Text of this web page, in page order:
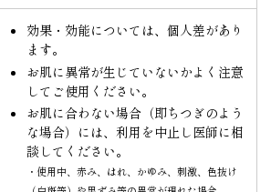
効果・効能については、個人差があり
ます。
お肌に異常が生じていないかよく注意
してご使用ください。
お肌に合わない場合（即ちつぎのよう
な場合）には、利用を中止し医師に相
談してください。
・使用中、赤み、はれ、かゆみ、刺激、色抜け